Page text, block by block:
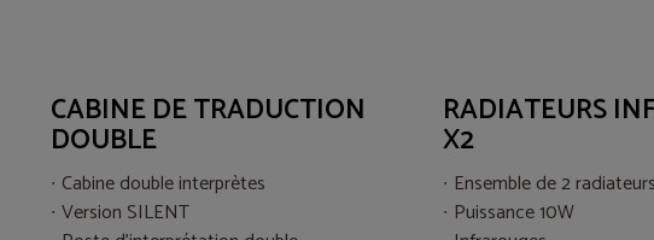
CABINE DE TRADUCTION
DOUBLE
Cabine double interprètes
Version SILENT
RADIATEURS
X2
Ensemble de 2 radiateurs
Puissance 10W